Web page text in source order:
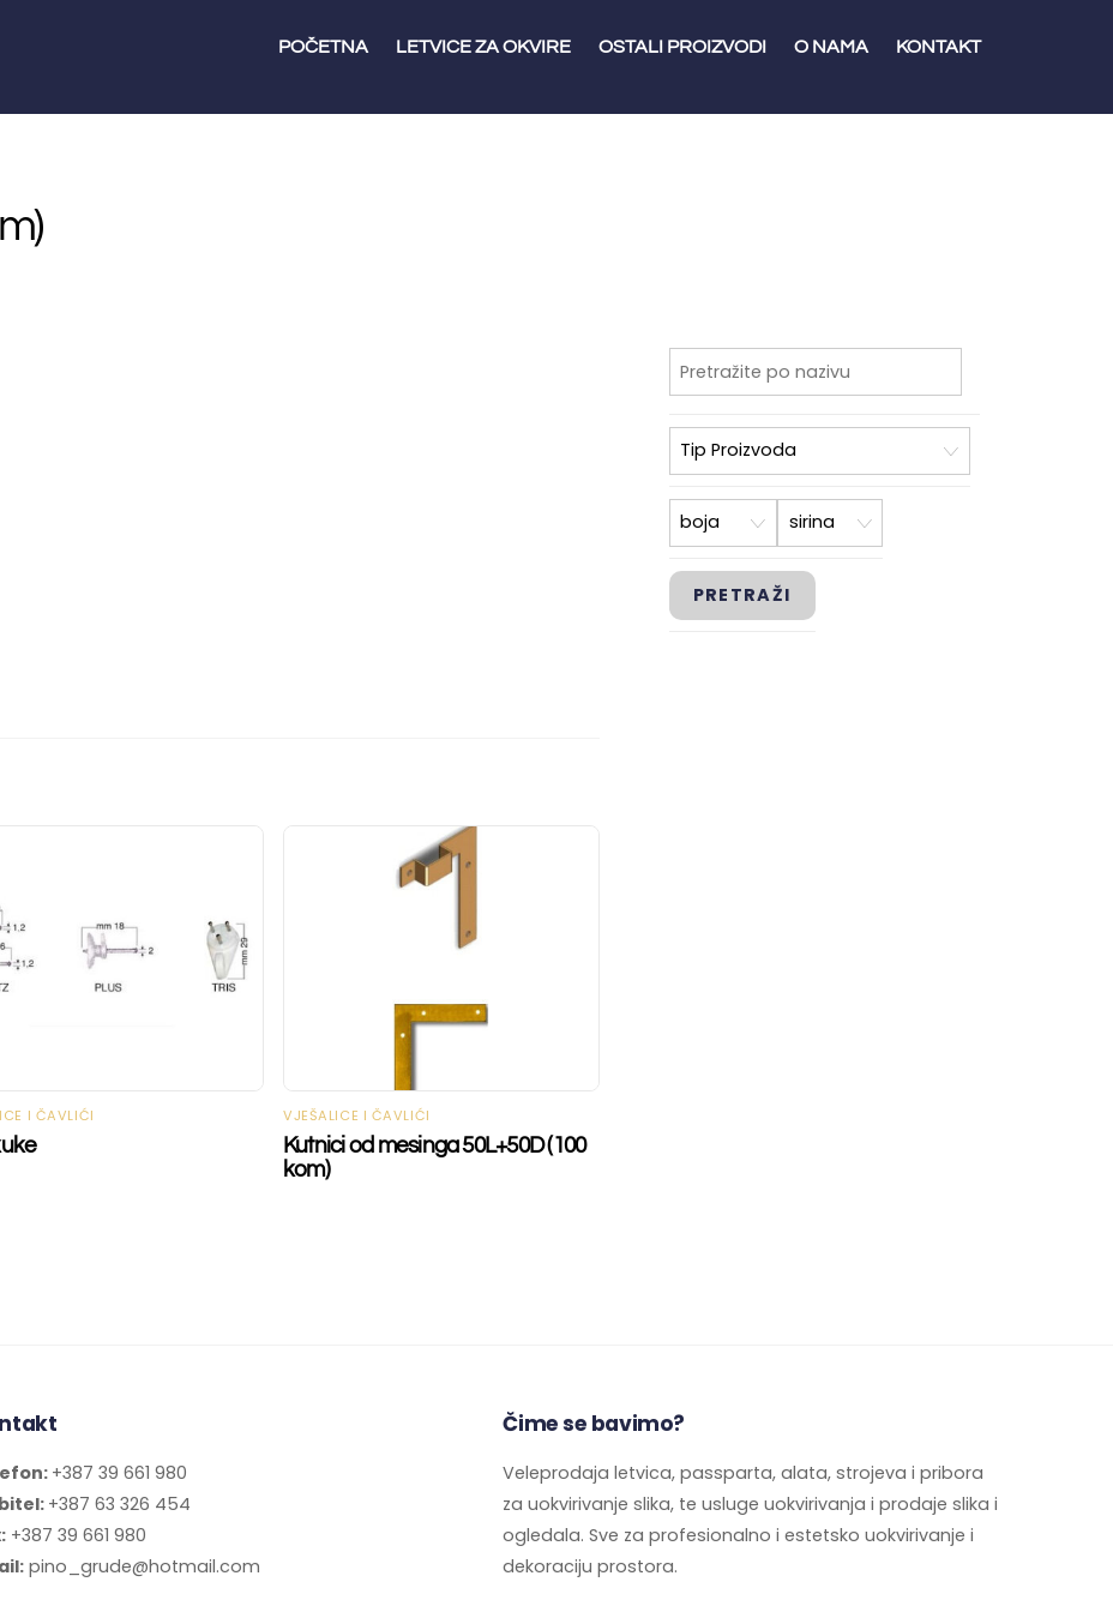
POČETNA LETVICE ZA OKVIRE OSTALI PROIZVODI O NAMA KONTAKT
I ČAVLIĆI VJEŠALICE I ČAVLIĆI
Kutnici od mesinga 50L+50D (100
kom)
+387 39 661 980
+387 63 326 454
+387 39 661 980
pino_grude@hotmail.com
Čime se bavimo?
Veleprodaja letvica, passparta, alata, strojeva i pribora
za uokvirivanje slika, te usluge uokvirivanja i prodaje slika i
ogledala. Sve za profesionalno i estetsko uokvirivanje i
dekoraciju prostora.